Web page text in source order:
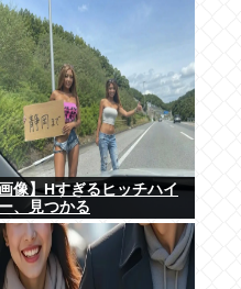
画像】Hすぎるヒッチハイ
、見つかる